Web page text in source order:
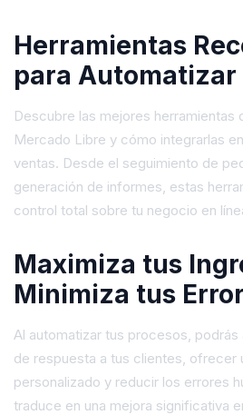
Herramientas
para Automatizar
Descubre las mejores herramientas
Mercado Libre y cómo integrarlas
ventas. Desde el seguimiento de
generación de informes, estas
control total sobre tu negocio en
Maximiza tus
Minimiza tus
Al automatizar tus procesos, podrás
de respuesta a tus clientes, ofrecer
personalizado y reducir los errores
traduce en una mejora significativa